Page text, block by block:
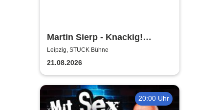
Martin Sierp - Knackig!
Zumindest die Gelenke
Leipzig, STUCK Bühne
21.08.2026
20:00 Uhr